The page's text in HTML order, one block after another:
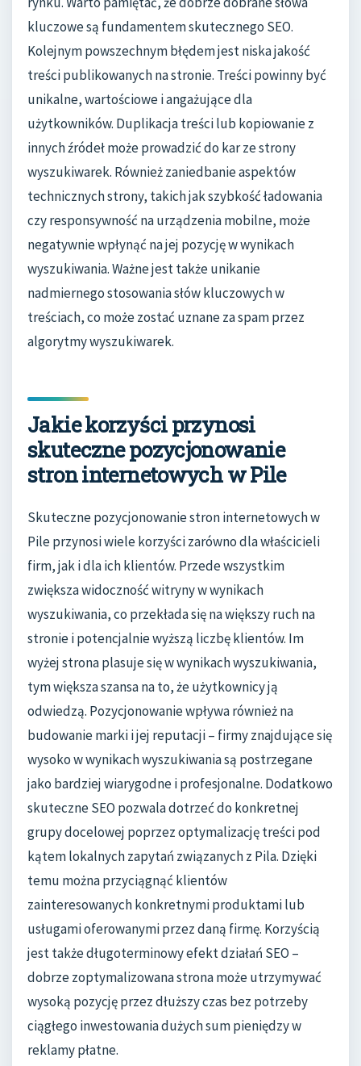
kluczowe są fundamentem skutecznego SEO.
Kolejnym powszechnym błędem jest niska jakość
treści publikowanych na stronie. Treści powinny być
unikalne, wartościowe i angażujące dla
użytkowników. Duplikacja treści lub kopiowanie z
innych źródeł może prowadzić do kar ze strony
wyszukiwarek. Również zaniedbanie aspektów
technicznych strony, takich jak szybkość ładowania
czy responsywność na urządzenia mobilne, może
negatywnie wpłynąć na jej pozycję w wynikach
wyszukiwania. Ważne jest także unikanie
nadmiernego stosowania słów kluczowych w
treściach, co może zostać uznane za spam przez
algorytmy wyszukiwarek.
Jakie korzyści przynosi
skuteczne pozycjonowanie
stron internetowych w Pile
Skuteczne pozycjonowanie stron internetowych w
Pile przynosi wiele korzyści zarówno dla właścicieli
firm, jak i dla ich klientów. Przede wszystkim
zwiększa widoczność witryny w wynikach
wyszukiwania, co przekłada się na większy ruch na
stronie i potencjalnie wyższą liczbę klientów. Im
wyżej strona plasuje się w wynikach wyszukiwania,
tym większa szansa na to, że użytkownicy ją
odwiedzą. Pozycjonowanie wpływa również na
budowanie marki i jej reputacji – firmy znajdujące się
wysoko w wynikach wyszukiwania są postrzegane
jako bardziej wiarygodne i profesjonalne. Dodatkowo
skuteczne SEO pozwala dotrzeć do konkretnej
grupy docelowej poprzez optymalizację treści pod
kątem lokalnych zapytań związanych z Pila. Dzięki
temu można przyciągnąć klientów
zainteresowanych konkretnymi produktami lub
usługami oferowanymi przez daną firmę. Korzyścią
jest także długoterminowy efekt działań SEO –
dobrze zoptymalizowana strona może utrzymywać
wysoką pozycję przez dłuższy czas bez potrzeby
ciągłego inwestowania dużych sum pieniędzy w
reklamy płatne.